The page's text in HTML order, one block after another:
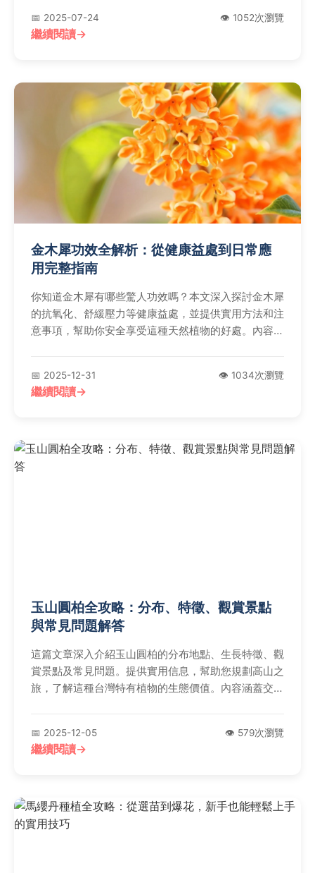
與預算建議一應俱全！
📅 2025-07-24 👁️ 1052次瀏覽
繼續閱讀
金木犀功效全解析：從健康益處到日常應
用完整指南
你知道金木犀有哪些驚人功效嗎？本文深入探討金木犀
的抗氧化、舒緩壓力等健康益處，並提供實用方法和注
意事項，幫助你安全享受這種天然植物的好處。內容基
📅 2025-12-31 👁️ 1034次瀏覽
繼續閱讀
玉山圓柏全攻略：分布、特徵、觀賞景點
與常見問題解答
這篇文章深入介紹玉山圓柏的分布地點、生長特徵、觀
賞景點及常見問題。提供實用信息，幫助您規劃高山之
旅，了解這種台灣特有植物的生態價值。內容涵蓋交
📅 2025-12-05 👁️ 579次瀏覽
繼續閱讀